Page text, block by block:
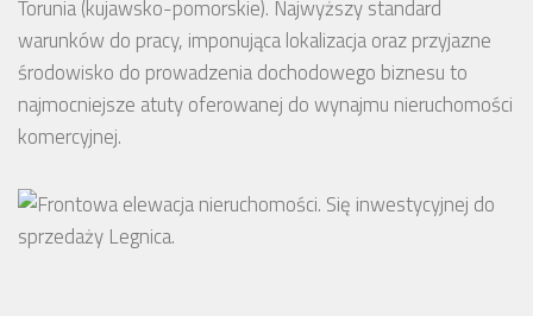
Torunia (kujawsko-pomorskie). Najwyższy standard
warunków do pracy, imponująca lokalizacja oraz przyjazne
środowisko do prowadzenia dochodowego biznesu to
najmocniejsze atuty oferowanej do wynajmu nieruchomości
komercyjnej.